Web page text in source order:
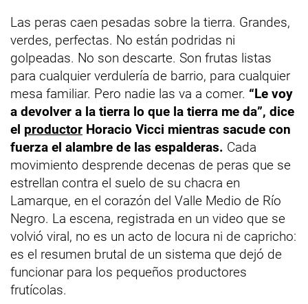
Las peras caen pesadas sobre la tierra. Grandes,
verdes, perfectas. No están podridas ni
golpeadas. No son descarte. Son frutas listas
para cualquier verdulería de barrio, para cualquier
mesa familiar. Pero nadie las va a comer. “Le voy
a devolver a la tierra lo que la tierra me da”, dice
el productor Horacio Vicci mientras sacude con
fuerza el alambre de las espalderas. Cada
movimiento desprende decenas de peras que se
estrellan contra el suelo de su chacra en
Lamarque, en el corazón del Valle Medio de Río
Negro. La escena, registrada en un video que se
volvió viral, no es un acto de locura ni de capricho:
es el resumen brutal de un sistema que dejó de
funcionar para los pequeños productores
frutícolas.